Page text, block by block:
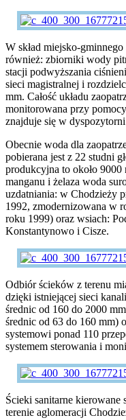
W skład miejsko-
również: zbiorniki wody
stacji podwyższania
sieci magistralnej i
mm. Całość układu
monitorowana przy
znajduje się w
Obecnie woda dla
pobierana jest z 22 studni
produkcyjna to około
manganu i żelaza woda
uzdatniania: w Chodzieży
1992, zmodernizowana w
roku 1999) oraz wsiach:
Konstantynowo i Cisze.
Odbiór ścieków z terenu
dzięki istniejącej sieci
średnic od 160 do 2000
średnic od 63 do 160 mm)
systemowi ponad 110
systemem sterowania i
Ścieki sanitarne kierowane
terenie aglomeracji